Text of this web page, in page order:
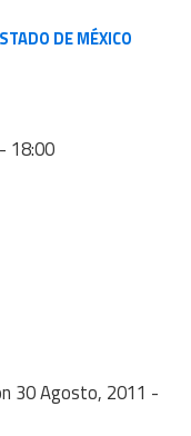
DE MÉXICO
18:00
30 Agosto, 2011 -